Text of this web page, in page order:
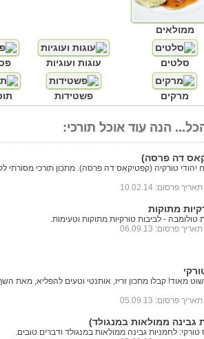
ממולאים
סלטים עוגות ועוגיות
מרקים פשטידות
הנה עוד אוכל תורכי:
דה פרסה)
יהודי טורקיה (קפטיקאס דה פרסה). מתכון תורכי מסורתי
| תאריך פרסום: 10.02.14
מתוקות
טולומבה - לביבות טורקיות מתוקות וטעימות.
| תאריך פרסום: 06.09.13
מאוד! קבלו מתכון זריז, אותנטי וטעים להפליא, מאת
| תאריך פרסום: 05.09.13
גבינה ממולאות במנגולד)
לחמניות גבינה ממולאות במנגולד ודברים טובים.